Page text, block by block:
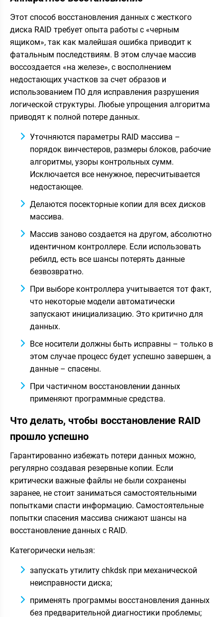
Этот способ восстановления данных с жесткого
диска RAID требует опыта работы с «черным
ящиком», так как малейшая ошибка приводит к
фатальным последствиям. В этом случае массив
воссоздается «на железе», с восполнением
недостающих участков за счет образов и
использованием ПО для исправления разрушения
логической структуры. Любые упрощения алгоритма
приводят к полной потере данных.
Уточняются параметры RAID массива –
порядок винчестеров, размеры блоков, рабочие
алгоритмы, узоры контрольных сумм.
Исключается все ненужное, пересчитывается
недостающее.
Делаются посекторные копии для всех дисков
массива.
Массив заново создается на другом, абсолютно
идентичном контроллере. Если использовать
ребилд, есть все шансы потерять данные
безвозвратно.
При выборе контроллера учитывается тот факт,
что некоторые модели автоматически
запускают инициализацию. Это критично для
данных.
Все носители должны быть исправны – только в
этом случае процесс будет успешно завершен, а
данные – спасены.
При частичном восстановлении данных
применяют программные средства.
Что делать, чтобы восстановление RAID
прошло успешно
Гарантированно избежать потери данных можно,
регулярно создавая резервные копии. Если
критически важные файлы не были сохранены
заранее, не стоит заниматься самостоятельными
попытками спасти информацию. Самостоятельные
попытки спасения массива снижают шансы на
восстановление данных с RAID.
Категорически нельзя:
запускать утилиту chkdsk при механической
неисправности диска;
применять программы восстановления данных
без предварительной диагностики проблемы;